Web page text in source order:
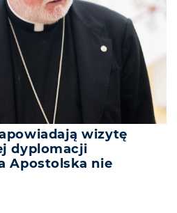
wizytę
dyplomacji
Apostolska nie